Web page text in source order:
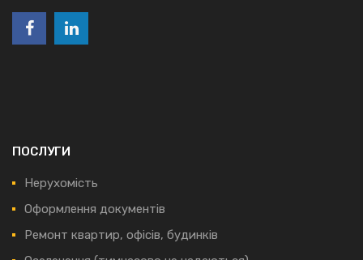
ПОСЛУГИ
Нерухомість
Оформлення документів
Ремонт квартир, офісів, будинків